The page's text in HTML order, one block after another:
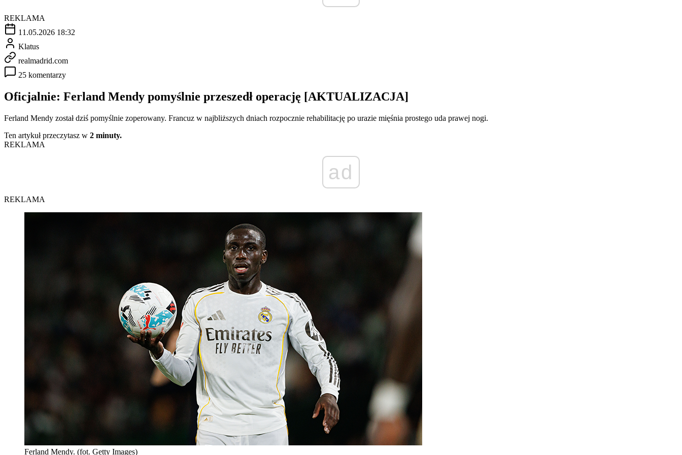
REKLAMA
11.05.2026 18:32
Klatus
realmadrid.com
25 komentarzy
Oficjalnie: Ferland Mendy pomyślnie przeszedł operację [AKTUALIZACJA]
Ferland Mendy został dziś pomyślnie zoperowany. Francuz w najbliższych dniach rozpocznie rehabilitację po urazie mięśnia prostego uda prawej nogi.
Ten artykuł przeczytasz w 2 minuty.
REKLAMA
ad
REKLAMA
Ferland Mendy. (fot. Getty Images)